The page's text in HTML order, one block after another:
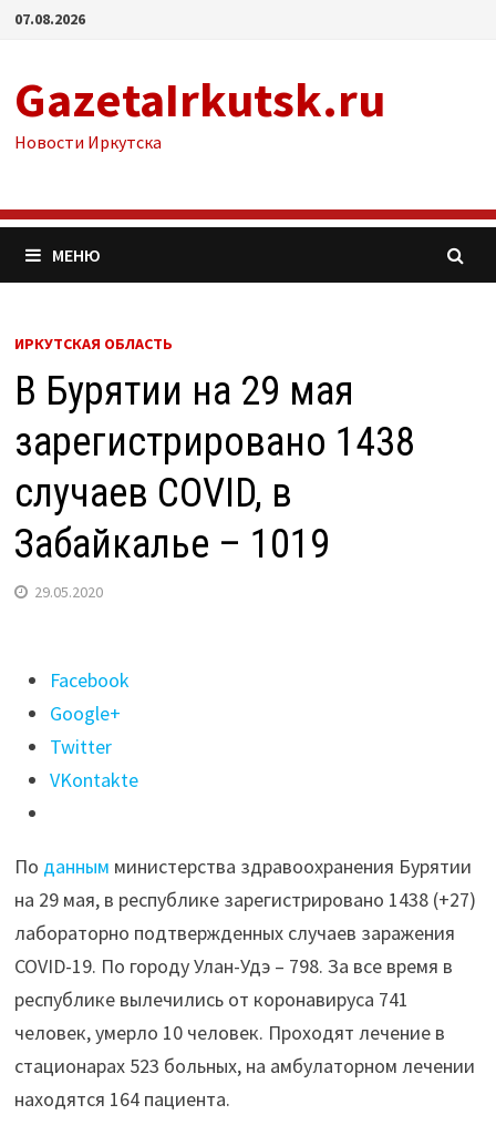
Перейти
07.08.2026
GazetaIrkutsk.ru
Новости Иркутска
МЕНЮ
ИРКУТСКАЯ ОБЛАСТЬ
В Бурятии на 29 мая
зарегистрировано 1438
случаев COVID, в
Забайкалье – 1019
29.05.2020
Поделиться
"В
Бурятии
на
29
зарегистрировано
1438
случаев
COVID,
в
Забайкалье
–
1019"
Facebook
Google+
Twitter
VKontakte
По данным министерства здравоохранения Бурятии
на 29 мая, в республике зарегистрировано 1438 (+27)
лабораторно подтвержденных случаев заражения
COVID-19. По городу Улан-Удэ – 798. За все время в
республике вылечились от коронавируса 741
человек, умерло 10 человек. Проходят лечение в
стационарах 523 больных, на амбулаторном лечении
находятся 164 пациента.